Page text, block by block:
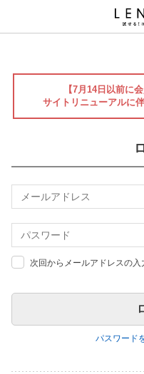
【7月14日以前に
サイトリニューアルに
次回からメールアドレスの入
パスワード